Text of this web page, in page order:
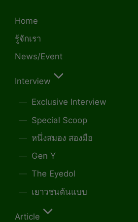
Home
รู้จักเรา
News/Event
Interview
Exclusive Interview
Special Scoop
หนึ่งสมอง สองมือ
Gen Y
The Eyedol
เยาวชนต้นแบบ
Article